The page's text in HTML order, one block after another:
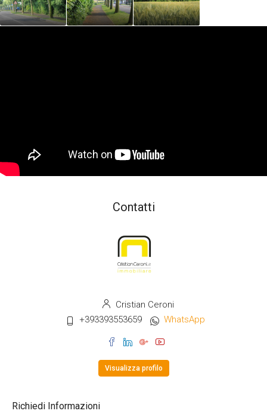
Contatti
Cristian Ceroni
+393393553659
WhatsApp
Visualizza profilo
Richiedi Informazioni